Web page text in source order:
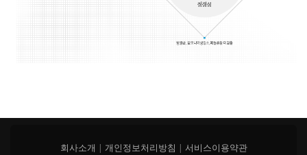
회사소개 개인정보처리방침 서비스이용약관